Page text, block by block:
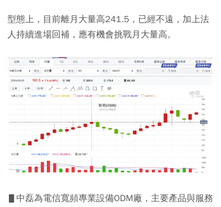
型態上，目前離月大量高241.5，已經不遠，加上法
人持續進場回補，應有機會挑戰月大量高。
▋中磊為電信寬頻專業設備ODM廠，主要產品與服務